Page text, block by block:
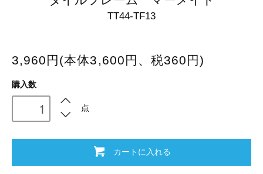
TT44-TF13
3,960円(本体3,600円、税360円)
購入数
点
カートに入れる